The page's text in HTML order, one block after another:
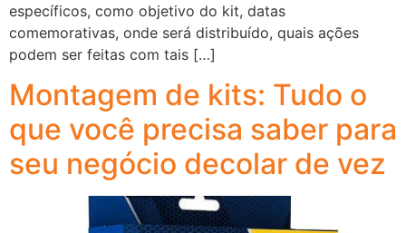
específicos, como objetivo do kit, datas
comemorativas, onde será distribuído, quais ações
podem ser feitas com tais […]
Montagem de kits: Tudo o
que você precisa saber para
seu negócio decolar de vez